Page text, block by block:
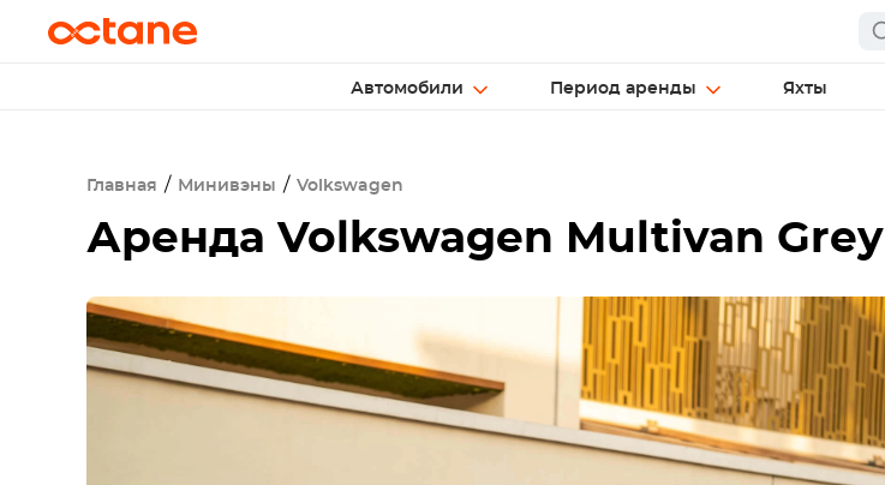
Автомобили Период аренды Яхты
Главная Минивэны Volkswagen
Аренда Volkswagen Multivan Grey